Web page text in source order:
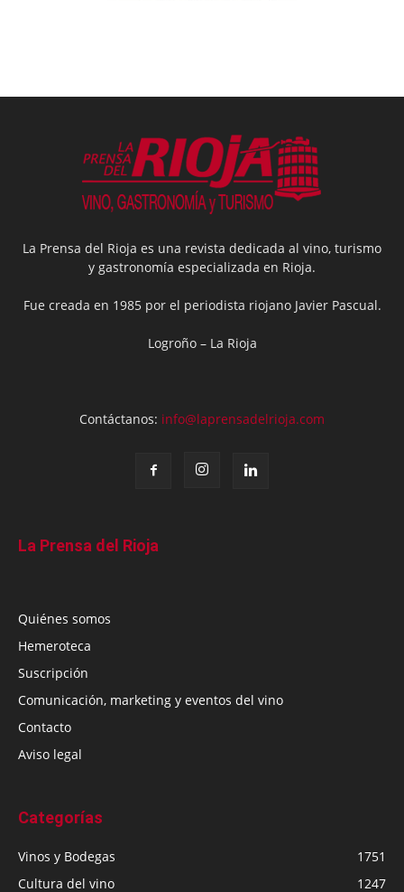
La Prensa del Rioja es una revista dedicada al vino, turismo
y gastronomía especializada en Rioja.
Fue creada en 1985 por el periodista riojano Javier Pascual.
Logroño – La Rioja
Contáctanos: info@laprensadelrioja.com
La Prensa del Rioja
Quiénes somos
Hemeroteca
Suscripción
Comunicación, marketing y eventos del vino
Contacto
Aviso legal
Categorías
Vinos y Bodegas
1751
Cultura del vino
1247